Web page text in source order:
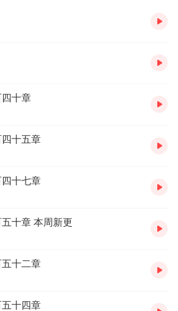
十章
十五章
十七章
十章 本周新更
十二章
十四章